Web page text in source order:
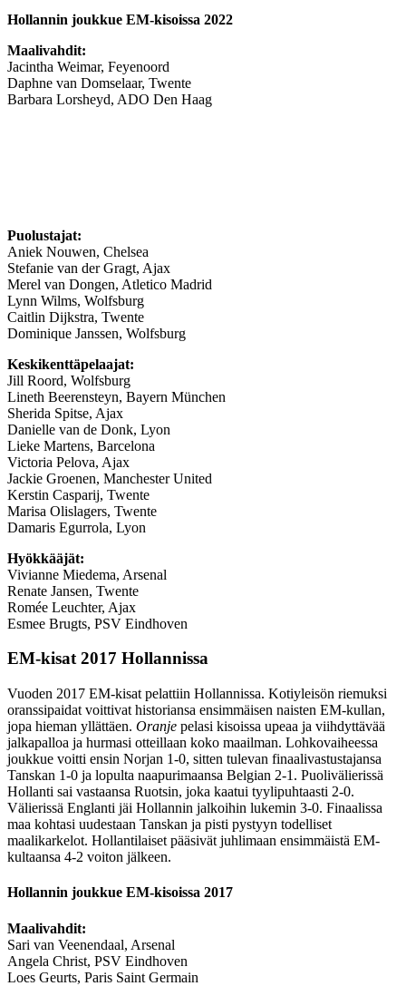
Hollannin joukkue EM-kisoissa 2022
Maalivahdit:
Jacintha Weimar, Feyenoord
Daphne van Domselaar, Twente
Barbara Lorsheyd, ADO Den Haag
Puolustajat:
Aniek Nouwen, Chelsea
Stefanie van der Gragt, Ajax
Merel van Dongen, Atletico Madrid
Lynn Wilms, Wolfsburg
Caitlin Dijkstra, Twente
Dominique Janssen, Wolfsburg
Keskikenttäpelaajat:
Jill Roord, Wolfsburg
Lineth Beerensteyn, Bayern München
Sherida Spitse, Ajax
Danielle van de Donk, Lyon
Lieke Martens, Barcelona
Victoria Pelova, Ajax
Jackie Groenen, Manchester United
Kerstin Casparij, Twente
Marisa Olislagers, Twente
Damaris Egurrola, Lyon
Hyökkääjät:
Vivianne Miedema, Arsenal
Renate Jansen, Twente
Romée Leuchter, Ajax
Esmee Brugts, PSV Eindhoven
EM-kisat 2017 Hollannissa
Vuoden 2017 EM-kisat pelattiin Hollannissa. Kotiyleisön riemuksi
oranssipaidat voittivat historiansa ensimmäisen naisten EM-kullan,
jopa hieman yllättäen. Oranje pelasi kisoissa upeaa ja viihdyttävää
jalkapalloa ja hurmasi otteillaan koko maailman. Lohkovaiheessa
joukkue voitti ensin Norjan 1-0, sitten tulevan finaalivastustajansa
Tanskan 1-0 ja lopulta naapurimaansa Belgian 2-1. Puolivälierissä
Hollanti sai vastaansa Ruotsin, joka kaatui tyylipuhtaasti 2-0.
Välierissä Englanti jäi Hollannin jalkoihin lukemin 3-0. Finaalissa
maa kohtasi uudestaan Tanskan ja pisti pystyyn todelliset
maalikarkelot. Hollantilaiset pääsivät juhlimaan ensimmäistä EM-
kultaansa 4-2 voiton jälkeen.
Hollannin joukkue EM-kisoissa 2017
Maalivahdit:
Sari van Veenendaal, Arsenal
Angela Christ, PSV Eindhoven
Loes Geurts, Paris Saint Germain